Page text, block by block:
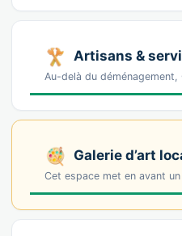
Artisans &
Au-delà du
Galerie d’art
Cet espace met en avant